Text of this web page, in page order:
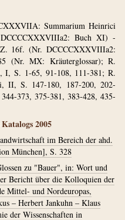
Summarium Heinrici
Buch XI) -
16f. (Nr. DCCCCXXXVIIIa2:
(Nr. MX: Kräuterglossar); R.
I, S. 1-65, 91-108, 111-381; R.
II, S. 147-180, 187-200, 202-
373, 375-381, 383-428, 435-
2005
im Bereich der ahd.
München], S. 328
zu "Bauer", in: Wort und
Bericht über die Kolloquien der
Mittel- und Nordeuropas,
– Herbert Jankuhn – Klaus
der Wissenschaften in